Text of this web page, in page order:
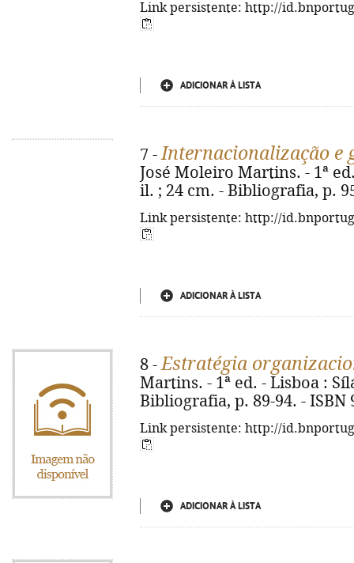
Link persistente: http://
ADICIONAR À LISTA
7 -Internacionalização e
José Moleiro Martins. - 1ª
il. ; 24 cm. - Bibliografia, p.
Link persistente: http://
ADICIONAR À LISTA
8 -Estratégia
Martins. - 1ª ed. - Lisboa :
Bibliografia, p. 89-94. - ISBN
Link persistente: http://
ADICIONAR À LISTA